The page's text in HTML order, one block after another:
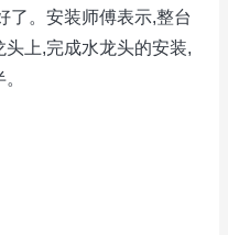
了。安装师傅表示,整台
上,完成水龙头的安装,